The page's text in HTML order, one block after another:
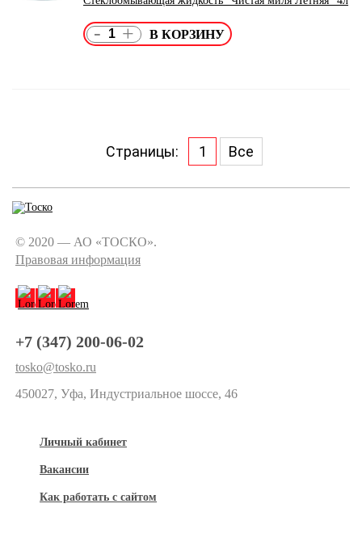
- +
Страницы: 1 Все
© 2020 — АО «ТОСКО».
Правовая информация
+7 (347) 200-06-02
tosko@tosko.ru
450027, Уфа, Индустриальное шоссе, 46
Личный кабинет
Вакансии
Как работать с сайтом